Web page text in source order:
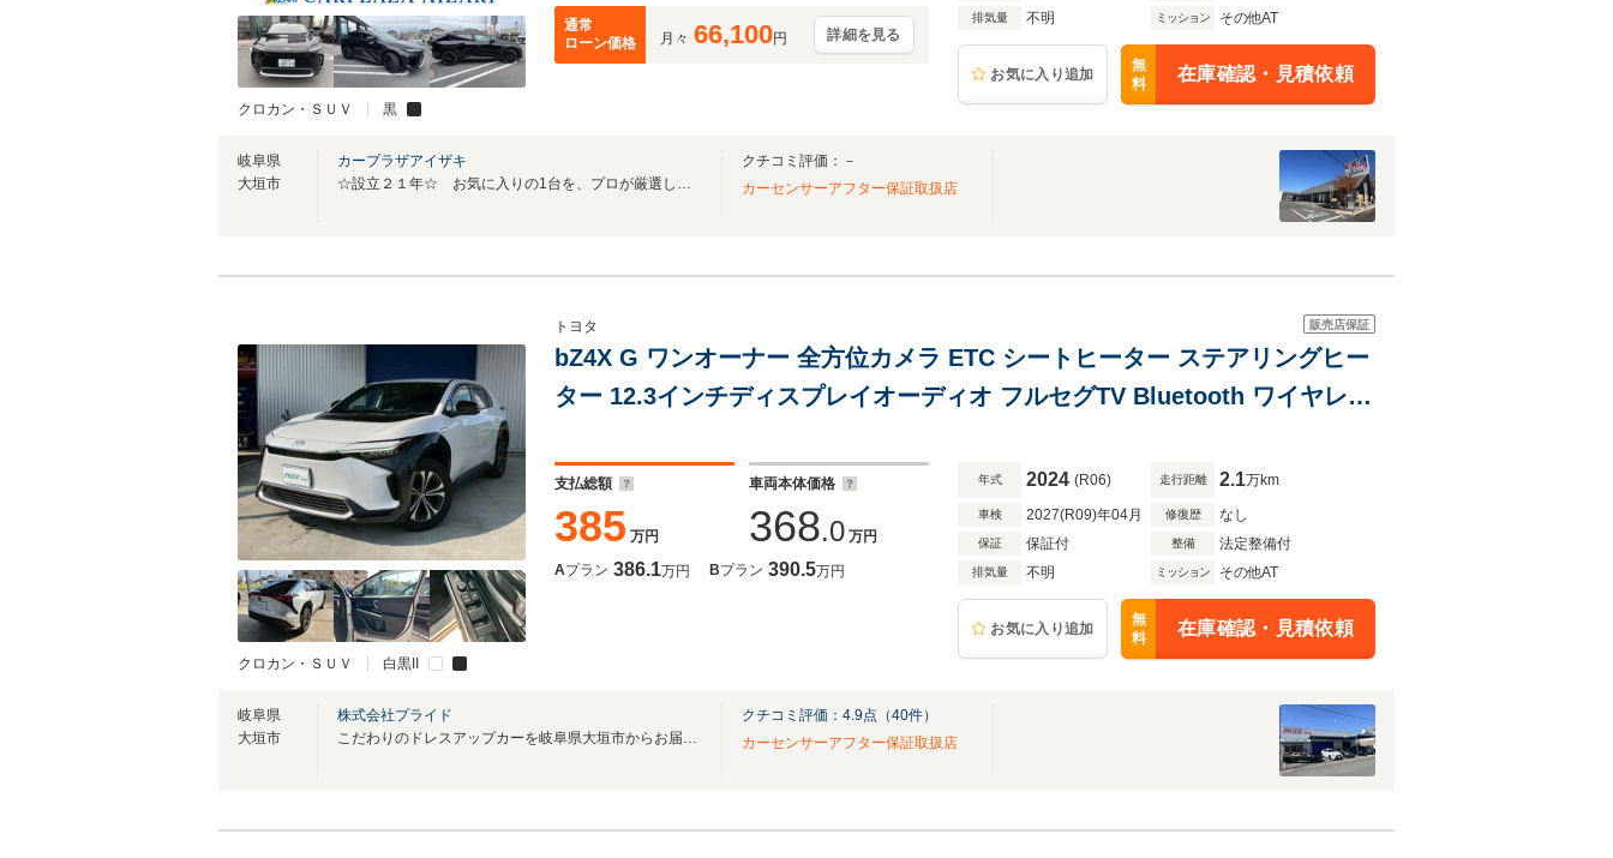
クロカン・ＳＵＶ 黒
通常
ローン価格
月々 66,100円 詳細を見る
排気量 不明 ミッション その他AT
お気に入り追加
無
料
在庫確認・見積依頼
岐阜県
大垣市
カープラザアイザキ
☆設立２１年☆ お気に入りの1台を、プロが厳選してご用意させていただきます♪
クチコミ評価：－
カーセンサーアフター保証取扱店
クロカン・ＳＵＶ 白黒II
販売店保証
トヨタ
bZ4X G ワンオーナー 全方位カメラ ETC シートヒーター ステアリングヒー
ター 12.3インチディスプレイオーディオ フルセグTV Bluetooth ワイヤレス
支払総額
385 万円
車両本体価格
368.0 万円
Aプラン 386.1万円 Bプラン 390.5万円
年式 2024 (R06) 走行距離 2.1万km
車検 2027(R09)年04月 修復歴 なし
保証 保証付 整備 法定整備付
排気量 不明 ミッション その他AT
お気に入り追加
無
料
在庫確認・見積依頼
岐阜県
大垣市
株式会社プライド
こだわりのドレスアップカーを岐阜県大垣市からお届けします！
クチコミ評価： 4.9点（40件）
カーセンサーアフター保証取扱店